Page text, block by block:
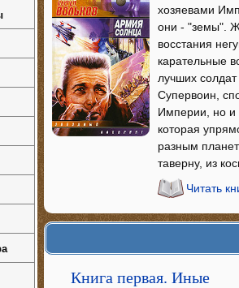
хозяевами
они - "земы".
восстания
карательные
лучших
Супервоин,
Империи, но и
которая
разным
таверну, из
Читать
Книга первая. Иные